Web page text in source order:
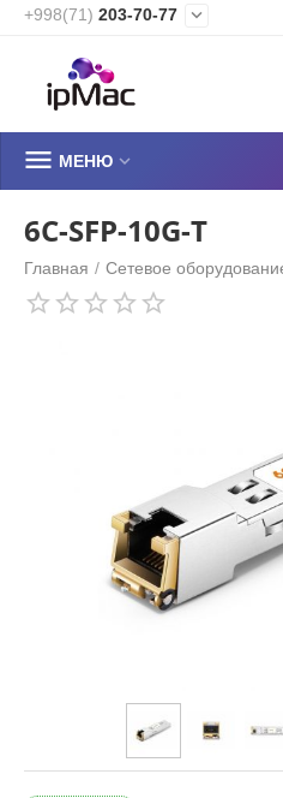
+998(71) 203-70-77 
 МЕНЮ 
6C-SFP-10G-T
Главная / Сетевое